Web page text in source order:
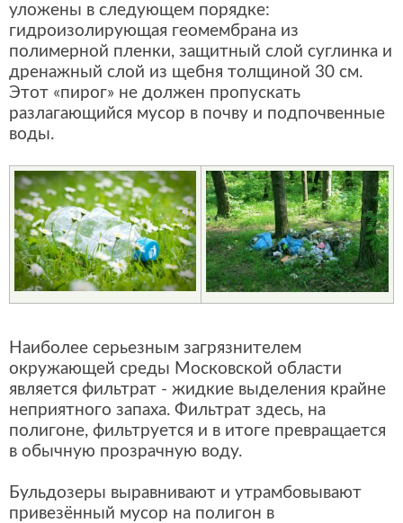
уложены в следующем порядке:
гидроизолирующая геомембрана из
полимерной пленки, защитный слой суглинка и
дренажный слой из щебня толщиной 30 см.
Этот «пирог» не должен пропускать
разлагающийся мусор в почву и подпочвенные
воды.
Наиболее серьезным загрязнителем
окружающей среды Московской области
является фильтрат - жидкие выделения крайне
неприятного запаха. Фильтрат здесь, на
полигоне, фильтруется и в итоге превращается
в обычную прозрачную воду.
Бульдозеры выравнивают и утрамбовывают
привезённый мусор на полигон в